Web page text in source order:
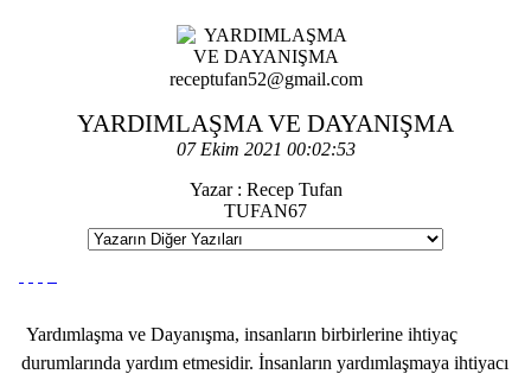
receptufan52@gmail.com
YARDIMLAŞMA VE DAYANIŞMA
07 Ekim 2021 00:02:53
Yazar : Recep Tufan
TUFAN67
Yardımlaşma ve Dayanışma, insanların birbirlerine ihtiyaç
durumlarında yardım etmesidir. İnsanların yardımlaşmaya ihtiyacı